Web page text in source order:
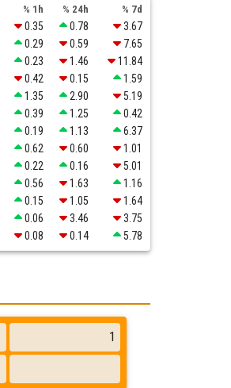
% 1h % 24h % 7d
0.35 0.78
3.67
0.29 0.59
7.65
0.23 1.46
11.84
0.42 0.15
1.59
1.35 2.90
5.19
0.39 1.25
0.42
0.19 1.13
6.37
0.62 0.60
1.01
0.22 0.16
5.01
0.56 1.63
1.16
0.15 1.05
1.64
0.06 3.46
3.75
0.08 0.14 5.78